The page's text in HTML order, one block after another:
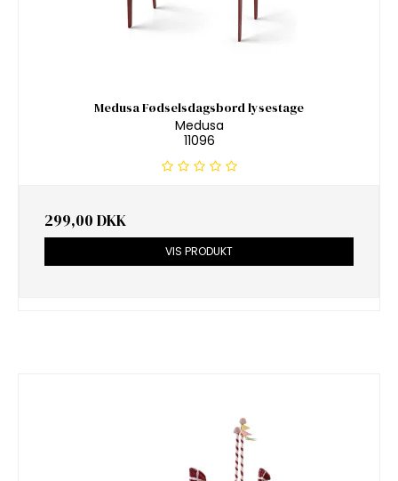
Medusa Fødselsdagsbord lysestage
Medusa
11096
299,00 DKK
VIS PRODUKT